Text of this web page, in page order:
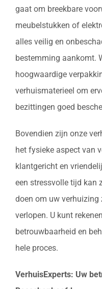
gaat om breekbare
meubelstukken of
alles veilig en
bestemming aankomt.
hoogwaardige
verhuismaterieel om
bezittingen goed
Bovendien zijn onze
het fysieke aspect van
klantgericht en
een stressvolle tijd kan
doen om uw verhuizing
verlopen. U kunt
betrouwbaarheid en
hele proces.
VerhuisExperts: Uw